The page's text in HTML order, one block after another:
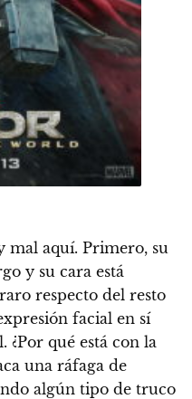
mal aquí. Primero, su
y su cara está
respecto del resto
facial en sí
¿Por qué está con la
una ráfaga de
algún tipo de truco